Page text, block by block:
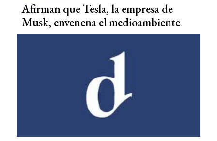
Afirman que Tesla, la empresa de
Musk, envenena el medioambiente